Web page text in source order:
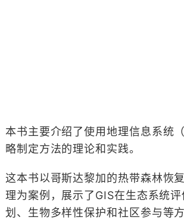
本书主要介绍了使用地理信息系统
略制定方法的理论和实践。
这本书以哥斯达黎加的热带森林恢
理为案例，展示了GIS在生态系统
划、生物多样性保护和社区参与等